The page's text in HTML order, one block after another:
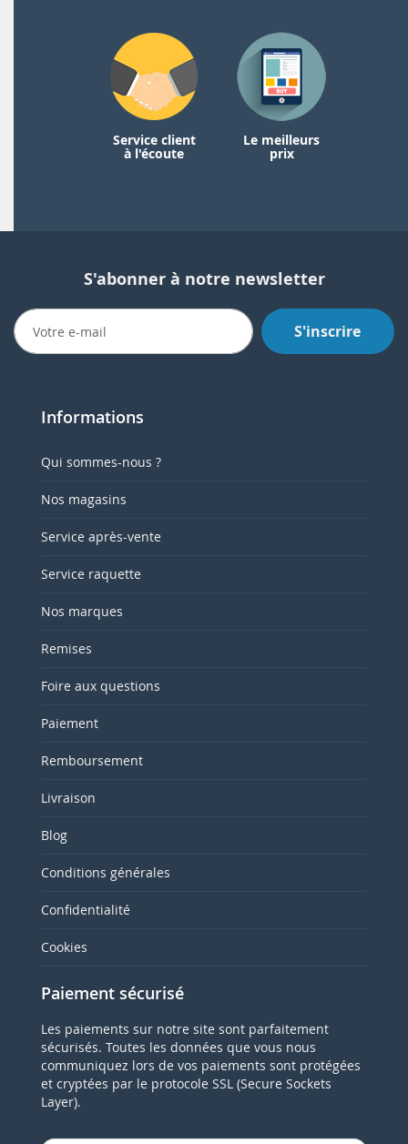
Service client
à l'écoute
Le meilleurs
prix
S'abonner à notre newsletter
S'inscrire
Informations
Qui sommes-nous ?
Nos magasins
Service après-vente
Service raquette
Nos marques
Remises
Foire aux questions
Paiement
Remboursement
Livraison
Blog
Conditions générales
Confidentialité
Cookies
Paiement sécurisé
Les paiements sur notre site sont parfaitement
sécurisés. Toutes les données que vous nous
communiquez lors de vos paiements sont protégées
et cryptées par le protocole SSL (Secure Sockets
Layer).